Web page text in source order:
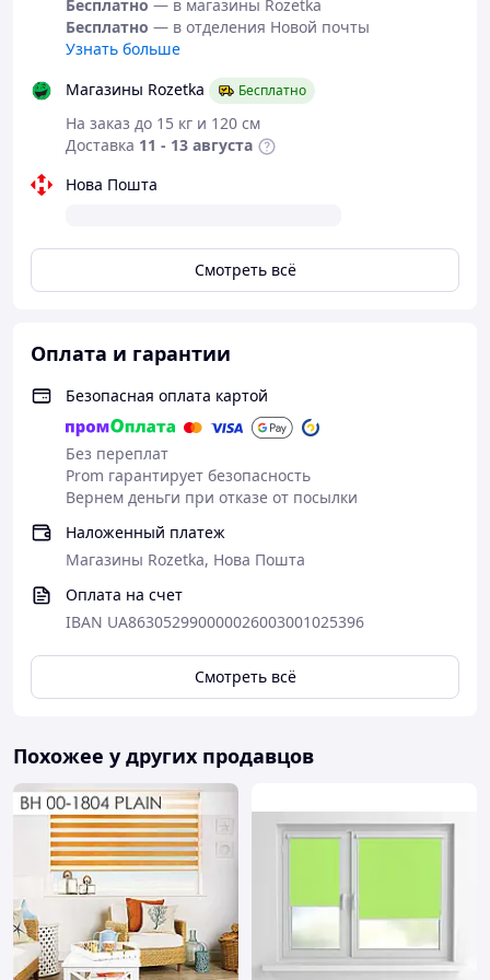
Рулонные шторы достаточно не привередливы, но при
соблюдении правил использования и
бережного отношение прослужит вам долгий срок.
Следуйте следующим правилам:
- Управлять цепной механизм плавно.
- Стулку окна со установленной шторой открывайте /
закрывайте без рывков.
вертикально.
- Избегайте ударов по механизму и ткани.
- На время проведения ремонтно-соблюдательных
работ, мытья окон и т.д. - рулонную штора
испытываете в (поднятие положения) для
предотвращения загрязнений.
Как правильно сделать замеры для рулонных штор?
Измерьте ширину и высоту стекла, вместе с
штапиками(по внешнему краю штапика) – это будет
ширина и высота ткани вашей рулонной шторы.
Смотреть нужно каждую створку по отдельности так,
как показано на фото.
Преимущества ролет День Ночь :
Бесплатно — в магазины Rozetka
Бесплатно — в отделения Новой почты
Узнать больше
Магазины Rozetka
Бесплатно
На заказ до 15 кг и 120 см
Доставка 11 - 13 августа
Нова Пошта
Смотреть всё
Оплата и гарантии
Безопасная оплата картой
Без переплат
Prom гарантирует безопасность
Вернем деньги при отказе от посылки
Наложенный платеж
Магазины Rozetka, Нова Пошта
Оплата на счет
IBAN UA863052990000026003001025396
Смотреть всё
Похожее у других продавцов